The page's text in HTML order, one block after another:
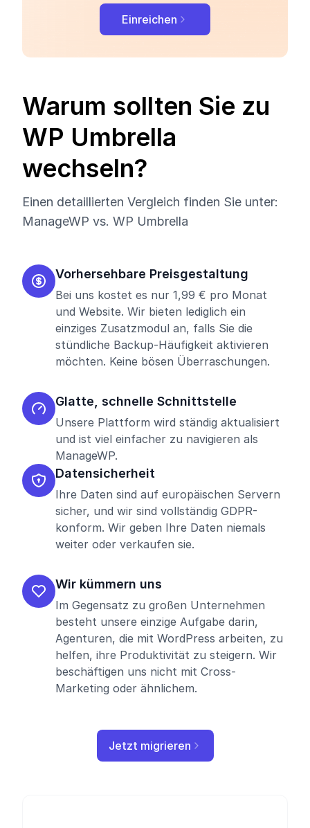
Einreichen
Warum sollten Sie zu
WP Umbrella
wechseln?
Einen detaillierten Vergleich finden Sie unter:
ManageWP vs. WP Umbrella
Vorhersehbare Preisgestaltung
Bei uns kostet es nur 1,99 € pro Monat
und Website. Wir bieten lediglich ein
einziges Zusatzmodul an, falls Sie die
stündliche Backup-Häufigkeit aktivieren
möchten. Keine bösen Überraschungen.
Glatte, schnelle Schnittstelle
Unsere Plattform wird ständig aktualisiert
und ist viel einfacher zu navigieren als
ManageWP.
Datensicherheit
Ihre Daten sind auf europäischen Servern
sicher, und wir sind vollständig GDPR-
konform. Wir geben Ihre Daten niemals
weiter oder verkaufen sie.
Wir kümmern uns
Im Gegensatz zu großen Unternehmen
besteht unsere einzige Aufgabe darin,
Agenturen, die mit WordPress arbeiten, zu
helfen, ihre Produktivität zu steigern. Wir
beschäftigen uns nicht mit Cross-
Marketing oder ähnlichem.
Jetzt migrieren